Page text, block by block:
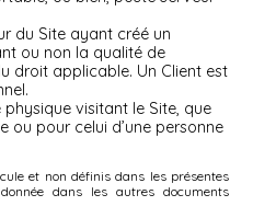
du Site ayant créé un
ou non la qualité de
droit applicable. Un Client est
visitant le Site, que
ou pour celui d’une personne
et non définis dans les présentes
dans les autres documents